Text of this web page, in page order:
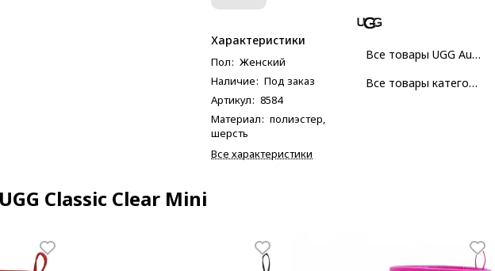
Характеристики
Пол: Женский
Наличие: Под заказ
Артикул: 8584
Материал: полиэстер,
шерсть
Все характеристики
Все товары UGG Australia
Все товары категории
Classic Clear Mini